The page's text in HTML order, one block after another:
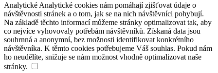
Analytické Analytické cookies nám pomáhají zjišťovat údaje o
návštěvnosti stránek a o tom, jak se na nich návštěvníci pohybují.
Na základě těchto informací můžeme stránky optimalizovat tak, aby
co nejvíce vyhovovaly potřebám návštěvníků. Získaná data jsou
souhrnná a anonymní, bez možnosti identifikovat konkrétního
návštěvníka. K těmto cookies potřebujeme Váš souhlas. Pokud nám
ho neudělíte, snižuje se nám možnost vhodně optimalizovat naše
stránky.